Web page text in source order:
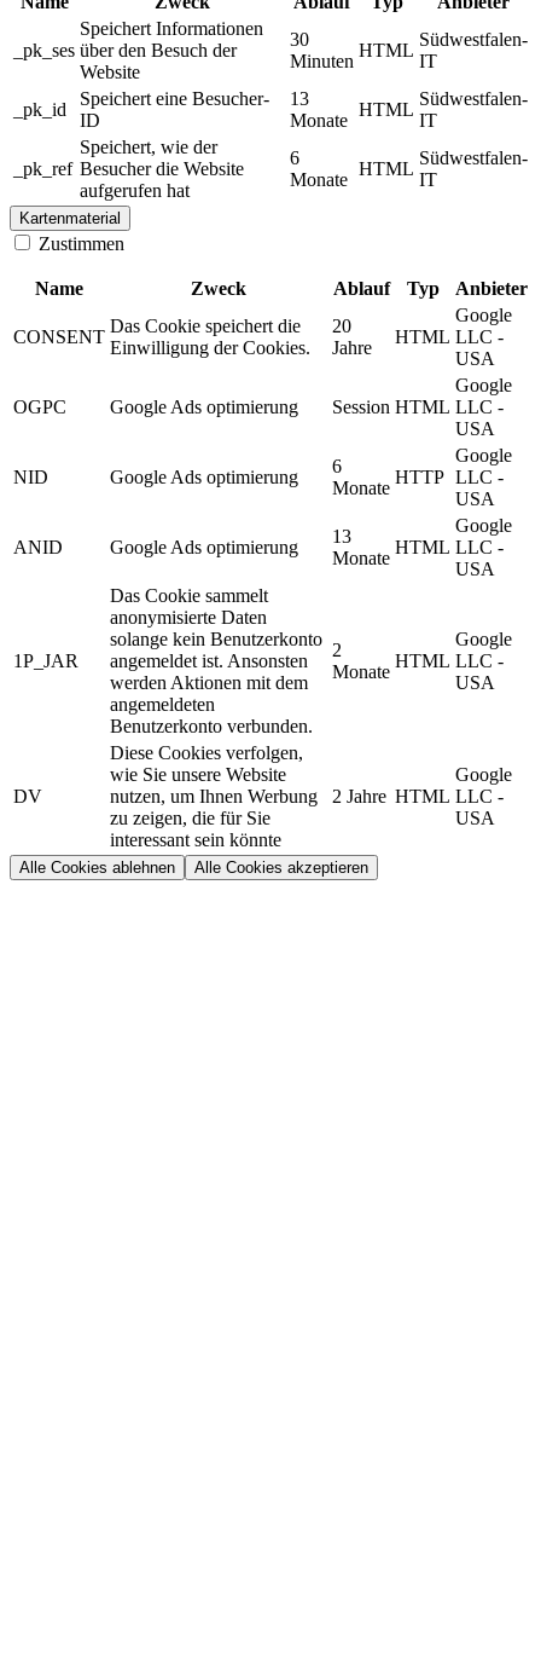
_pk_ses
Speichert Informationen
über den Besuch der
Website
30
Minuten
HTML
Südwestfalen-
IT
_pk_id
Speichert eine Besucher-
ID
13
Monate
HTML
Südwestfalen-
IT
_pk_ref
Speichert, wie der
Besucher die Website
aufgerufen hat
6
Monate
HTML
Südwestfalen-
IT
Kartenmaterial
Zustimmen
Name Zweck Ablauf Typ Anbieter
CONSENT
Das Cookie speichert die
Einwilligung der Cookies.
20
Jahre
HTML
Google
LLC -
USA
OGPC Google Ads optimierung Session HTML
Google
LLC -
USA
NID Google Ads optimierung
6
Monate
HTTP
Google
LLC -
USA
ANID Google Ads optimierung
13
Monate
HTML
Google
LLC -
USA
1P_JAR
Das Cookie sammelt
anonymisierte Daten
solange kein Benutzerkonto
angemeldet ist. Ansonsten
werden Aktionen mit dem
angemeldeten
Benutzerkonto verbunden.
2
Monate
HTML
Google
LLC -
USA
DV
Diese Cookies verfolgen,
wie Sie unsere Website
nutzen, um Ihnen Werbung
zu zeigen, die für Sie
interessant sein könnte
2 Jahre HTML
Google
LLC -
USA
Alle Cookies ablehnen Alle Cookies akzeptieren